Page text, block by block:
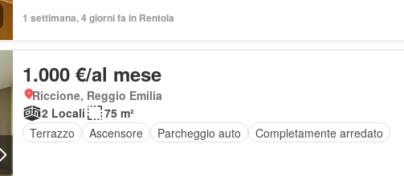
1 settimana, 4 giorni fa in Rentola
1.000 €/al mese
Riccione, Reggio Emilia
2 Locali
75 m²
Terrazzo
Ascensore Parcheggio auto Completamente arredato